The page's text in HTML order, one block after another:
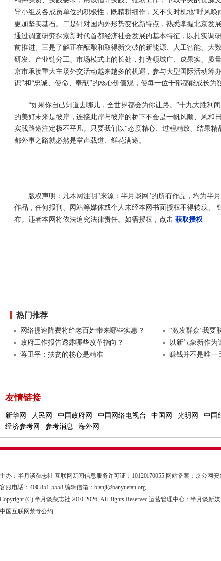
导小组及各成员单位的积极性，既精耕细作，又不失时机地“呼风唤
更加坚实基石。二是针对国内外形势变化新特点，熟悉掌握北京发
通过调查研究探索新时代首都经济社会发展的基本特征，以扎实调
前推进。三是了解正在酝酿和取得新突破的新能源、人工智能、大
研发、产业链分工、市场模式上的长处，打造领域广、成果实、质
京市承接重大主场外交活动越来越多的机遇，参与大型国际活动筹
识”和“忠诚、使命、奉献”的核心价值观，使每一位干部都能成长为
“如果你自己知道去哪儿，全世界都会为你让路。”十九大胜利
的美好未来是彼岸，连接此岸与彼岸的桥下不会是一帆风顺、风和
实践路途注定极不平凡。只要我们以“态度精心、过程精致、结果精
都外事之路就必然是掌声载道、鲜花满途。
版权声明：凡本网注明"来源：半月谈网"的所有作品，均为半
作品，任何报刊、网站等媒体或个人未经本网书面授权不得转载、
布。违者本网将依法追究法律责任。如需授权，点击 获取授权
热门推荐
网络提速降费将给老百姓带来哪些实惠？
“激发群众‘我要
政府工作报告透露哪些改革指向？
以新气象新作为
蒋卫平：扶贫的核心是精准
赚钱并不是唯一
友情链接
新华网 人民网 中国政府网 中国网络电视台 中国网 光明网
中国
经济参考网
参考消息 海外网
主办：半月谈杂志社 互联网新闻信息服务许可证：10120170055 网站备案：京公网安
客服电话：400-851-5558 编辑信箱：bianji@banyuetan.org
Copyright (C) 半月谈杂志社 2010-2026, All Rights Reserved 运营管理中心：半月谈新
中国互联网禁毒公约